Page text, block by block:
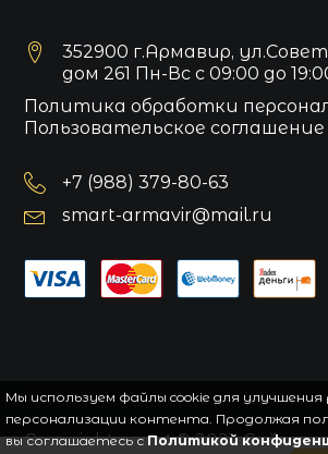
352900 г.Армавир,
дом 261 Пн-Вс с 09:00 до
Политика обработки
Пользовательское соглашение
+7 (988) 379-80-63
smart-armavir@mail.ru
Copyrightsmart© 2021.Сайт
Мы используем файлы cookie для
персонализации контента. Продолжая
вы соглашаетесь сПолитикой